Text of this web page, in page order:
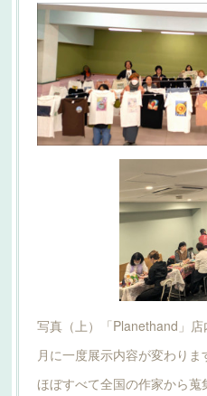
写真（上）「Planethand」店
月に一度展示内容が変わりま
ほぼすべて全国の作家から